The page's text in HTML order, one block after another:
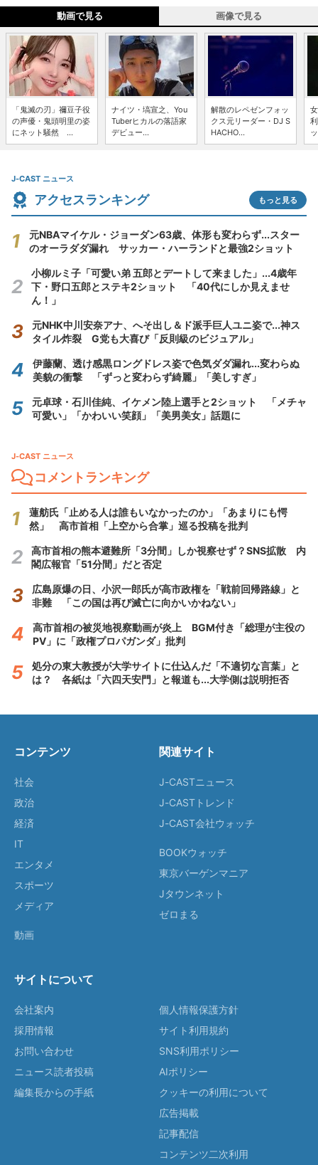
動画で見る 画像で見る
「鬼滅の刃」禰豆子役
の声優・鬼頭明里の姿
にネット騒然 ...
ナイツ・塙宣之、You
Tuberヒカルの落語家
デビュー...
解散のレペゼンフォッ
クス元リーダー・DJ S
HACHO...
J-CAST ニュース
アクセスランキング もっと見る
元NBAマイケル・ジョーダン63歳、体形も変わらず...スター
のオーラダダ漏れ サッカー・ハーランドと最強2ショット
小柳ルミ子「可愛い弟 五郎とデートして来ました」...4歳年
下・野口五郎とステキ2ショット 「40代にしか見えませ
ん！」
元NHK中川安奈アナ、へそ出し＆ド派手巨人ユニ姿で...神ス
タイル炸裂 G党も大喜び「反則級のビジュアル」
伊藤蘭、透け感黒ロングドレス姿で色気ダダ漏れ...変わらぬ
美貌の衝撃 「ずっと変わらず綺麗」「美しすぎ」
元卓球・石川佳純、イケメン陸上選手と2ショット 「メチャ
可愛い」「かわいい笑顔」「美男美女」話題に
J-CAST ニュース
コメントランキング
蓮舫氏「止める人は誰もいなかったのか」「あまりにも愕
然」 高市首相「上空から合掌」巡る投稿を批判
高市首相の熊本避難所「3分間」しか視察せず？SNS拡散 内
閣広報官「51分間」だと否定
広島原爆の日、小沢一郎氏が高市政権を「戦前回帰路線」と
非難 「この国は再び滅亡に向かいかねない」
高市首相の被災地視察動画が炎上 BGM付き「総理が主役の
PV」に「政権プロパガンダ」批判
処分の東大教授が大学サイトに仕込んだ「不適切な言葉」と
は？ 各紙は「六四天安門」と報道も...大学側は説明拒否
コンテンツ
社会
政治
経済
IT
エンタメ
スポーツ
メディア
動画
関連サイト
J-CASTニュース
J-CASTトレンド
J-CAST会社ウォッチ
BOOKウォッチ
東京バーゲンマニア
Jタウンネット
ゼロまる
サイトについて
会社案内
採用情報
お問い合わせ
ニュース読者投稿
編集長からの手紙
個人情報保護方針
サイト利用規約
SNS利用ポリシー
AIポリシー
クッキーの利用について
広告掲載
記事配信
コンテンツ二次利用